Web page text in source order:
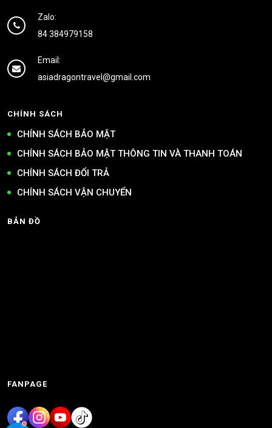
Zalo:
84 384979158
Email:
asiadragontravel@gmail.com
CHÍNH SÁCH
CHÍNH SÁCH BẢO MẬT
CHÍNH SÁCH BẢO MẬT THÔNG TIN VÀ THANH TOÁN
CHÍNH SÁCH ĐỔI TRẢ
CHÍNH SÁCH VẬN CHUYỂN
BẢN ĐỒ
FANPAGE